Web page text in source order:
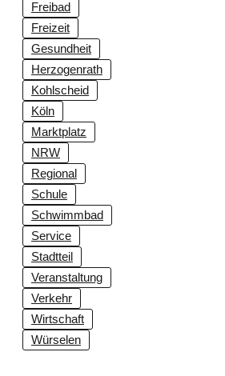
Freibad
Freizeit
Gesundheit
Herzogenrath
Kohlscheid
Köln
Marktplatz
NRW
Regional
Schule
Schwimmbad
Service
Stadtteil
Veranstaltung
Verkehr
Wirtschaft
Würselen